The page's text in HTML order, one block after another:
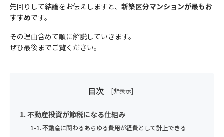
先回りして結論をお伝えしますと、 新築区分マンションが最もお
すすめです。
その理由含めて順に解説していきます。
ぜひ最後までご覧ください。
目次
不動産投資が節税になる仕組み
不動産に関わるあらゆる費用が経費として計上できる
の委託を行う保険会社の利用目的は、それぞれの会社のホームペ
ージに記載してあります。
4) 利用目的の変更
上記の利用目的を変更する場合には、相当の関連性を有すると合
通知し、または当社のホームページなどにより公表します。
当社は、業務上必要な範囲で、かつ、適法で公正な手段により個
人情報を取得します。
す）を定めます。
個人情報の重要性に鑑み、また、不動産業・保険業に対する社会
の信頼をより向上させるため、お客様の個人情報を適正にお取り
当社は、個人情報の保護に関する法律(個人情報保護法)その他の
2）従業員教育
日不可)
収益不動産保険型運用の詳細を聞きたい
資産運用・老後資金準備について相談したい
相続について相談したい
セットライフエージェンシー（以下，「当社」といいます。）
といいます）におけるプライバシー情報の取扱いについて、以下
個人情報の重要性に鑑み、また、不動産業・保険業に対する社会
扱い致します。
個人情報の取扱いに同意する